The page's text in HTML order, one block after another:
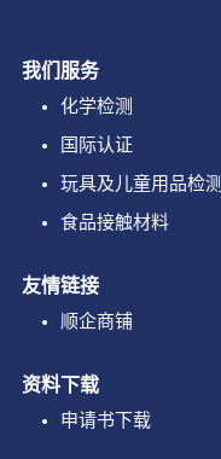
我们服务
化学检测
国际认证
玩具及儿童用品检测
食品接触材料
友情链接
顺企商铺
资料下载
申请书下载